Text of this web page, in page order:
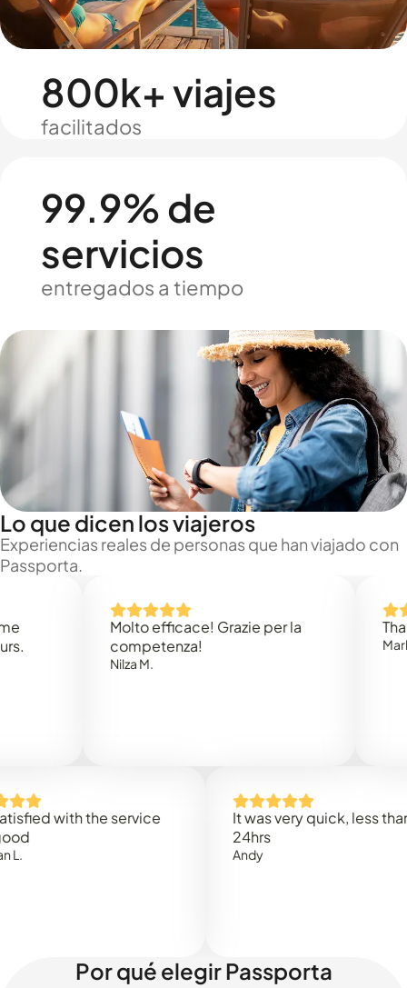
800k+ viajes
facilitados
99.9% de
servicios
entregados a tiempo
Lo que dicen los viajeros
Experiencias reales de personas que han viajado con
Passporta.
Molto efficace! Grazie per la
competenza!
Thank
with the service
It was very quick, less than
Por qué elegir Passporta